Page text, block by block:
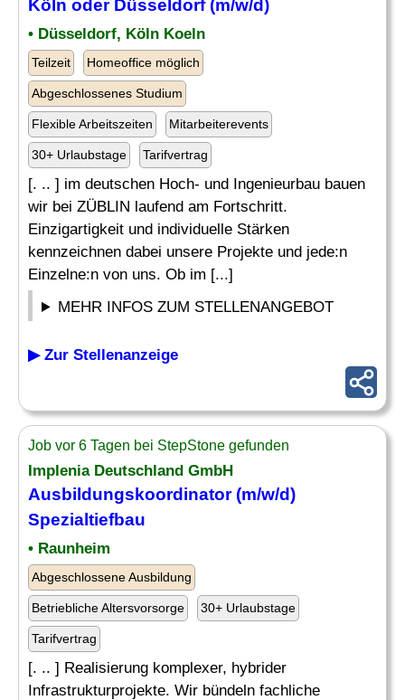
Köln oder Düsseldorf (m/w/d)
• Düsseldorf, Köln Koeln
Teilzeit Homeoffice möglich
Abgeschlossenes Studium
Flexible Arbeitszeiten Mitarbeiterevents
30+ Urlaubstage Tarifvertrag
[. .. ] im deutschen Hoch- und Ingenieurbau bauen
wir bei ZÜBLIN laufend am Fortschritt.
Einzigartigkeit und individuelle Stärken
kennzeichnen dabei unsere Projekte und jede:n
Einzelne:n von uns. Ob im [...]
MEHR INFOS ZUM STELLENANGEBOT
▶ Zur Stellenanzeige
Job vor 6 Tagen bei StepStone gefunden
Implenia Deutschland GmbH
Ausbildungskoordinator (m/w/d)
Spezialtiefbau
• Raunheim
Abgeschlossene Ausbildung
Betriebliche Altersvorsorge 30+ Urlaubstage
Tarifvertrag
[. .. ] Realisierung komplexer, hybrider
Infrastrukturprojekte. Wir bündeln fachliche